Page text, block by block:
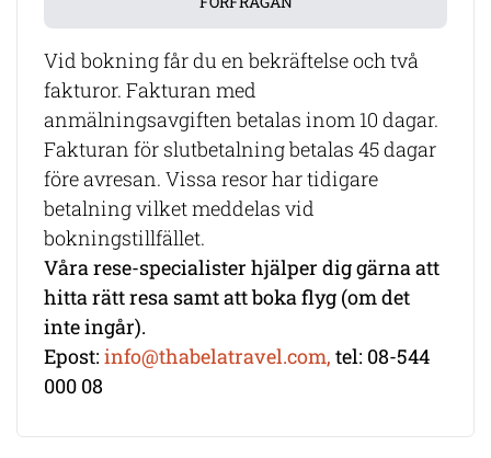
Vid bokning får du en bekräftelse och två
fakturor. Fakturan med
anmälningsavgiften betalas inom 10 dagar.
Fakturan för slutbetalning betalas 45 dagar
före avresan. Vissa resor har tidigare
betalning vilket meddelas vid
bokningstillfället.
Våra rese-specialister hjälper dig gärna att
hitta rätt resa samt att boka flyg (om det
inte ingår).
Epost: info@thabelatravel.com, tel: 08-544
000 08